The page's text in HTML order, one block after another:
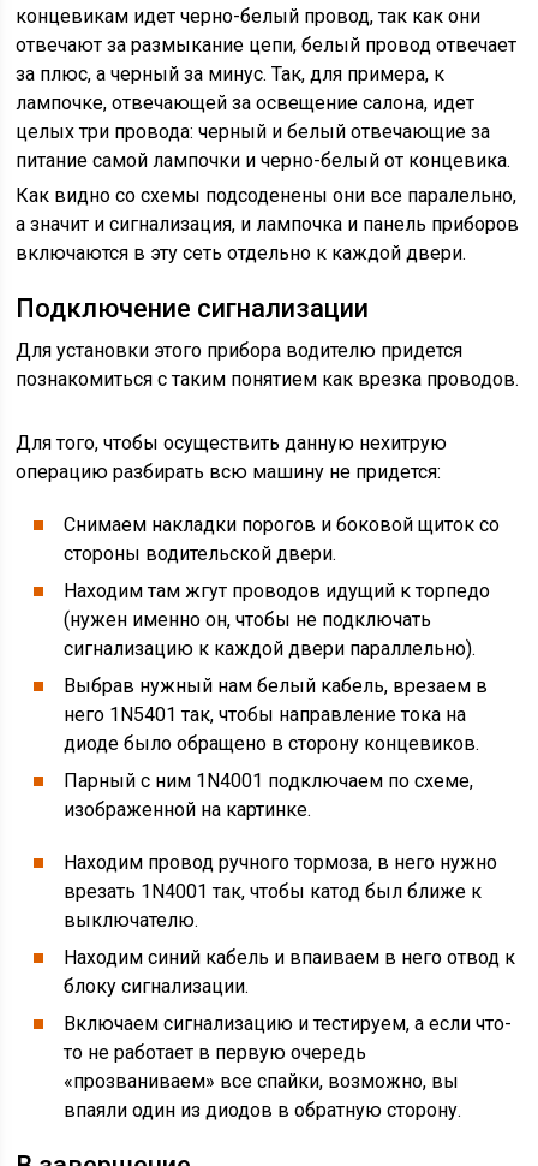
концевикам идет черно-белый провод, так как они
отвечают за размыкание цепи, белый провод отвечает
за плюс, а черный за минус. Так, для примера, к
лампочке, отвечающей за освещение салона, идет
целых три провода: черный и белый отвечающие за
питание самой лампочки и черно-белый от концевика.
Как видно со схемы подсоденены они все паралельно,
а значит и сигнализация, и лампочка и панель приборов
включаются в эту сеть отдельно к каждой двери.
Подключение сигнализации
Для установки этого прибора водителю придется
познакомиться с таким понятием как врезка проводов.
Для того, чтобы осуществить данную нехитрую
операцию разбирать всю машину не придется:
Снимаем накладки порогов и боковой щиток со
стороны водительской двери.
Находим там жгут проводов идущий к торпедо
(нужен именно он, чтобы не подключать
сигнализацию к каждой двери параллельно).
Выбрав нужный нам белый кабель, врезаем в
него 1N5401 так, чтобы направление тока на
диоде было обращено в сторону концевиков.
Парный с ним 1N4001 подключаем по схеме,
изображенной на картинке.
Находим провод ручного тормоза, в него нужно
врезать 1N4001 так, чтобы катод был ближе к
выключателю.
Находим синий кабель и впаиваем в него отвод к
блоку сигнализации.
Включаем сигнализацию и тестируем, а если что-
то не работает в первую очередь
«прозваниваем» все спайки, возможно, вы
впаяли один из диодов в обратную сторону.